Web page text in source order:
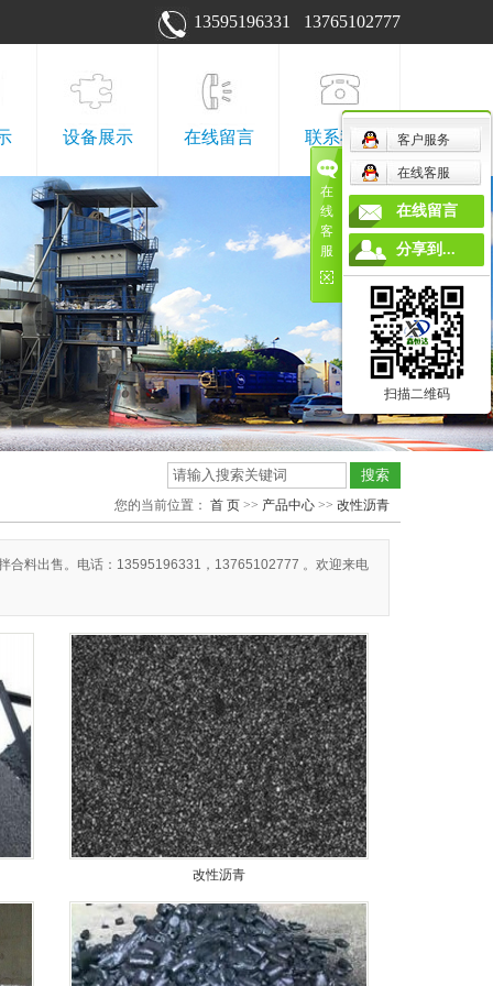
13595196331 13765102777
设备展示
设备展示
在线留言 联系我们
联系我们
电子地图
您的当前位置： 首 页>> 产品中心>> 改性沥青
合料出售。电话：13595196331，13765102777 。欢迎来电
改性沥青
在
线
客
服
客户服务
在线客服
在线留言
分享到...
扫描二维码